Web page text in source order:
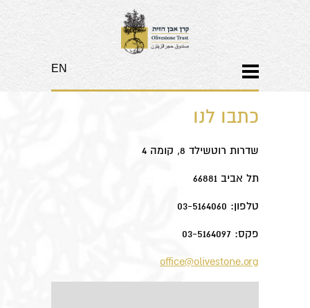
EN
כתבו לנו
שדרות רוטשילד 8, קומה 4
תל אביב 66881
טלפון: 03-5164060
פקס: 03-5164097
office@olivestone.org